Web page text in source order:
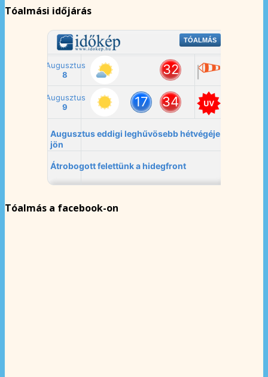
Tóalmási időjárás
Tóalmás a facebook-on